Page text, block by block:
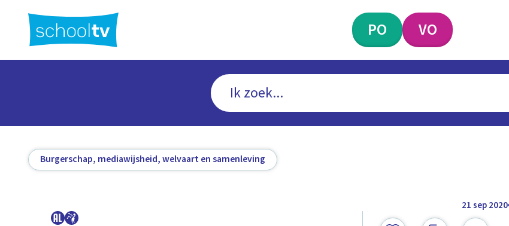
hoofdinhoud
PO VO
Burgerschap, mediawijsheid, welvaart en samenleving
21 sep 2020